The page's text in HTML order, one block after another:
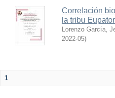
Correlación
la tribu
Lorenzo García,
2022-05)
1